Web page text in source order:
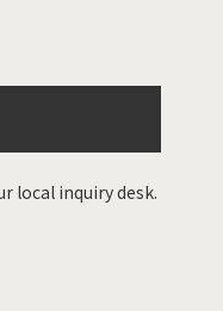
local inquiry desk.